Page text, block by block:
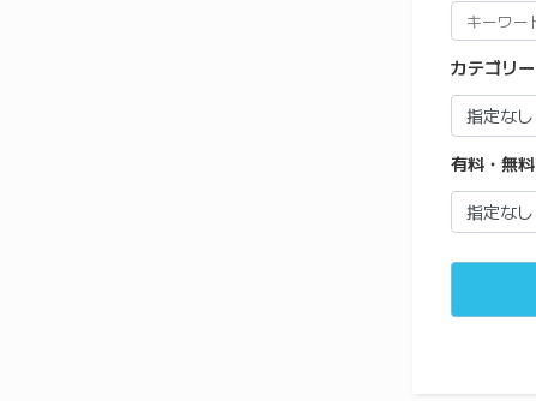
カテゴリー
有料・無料